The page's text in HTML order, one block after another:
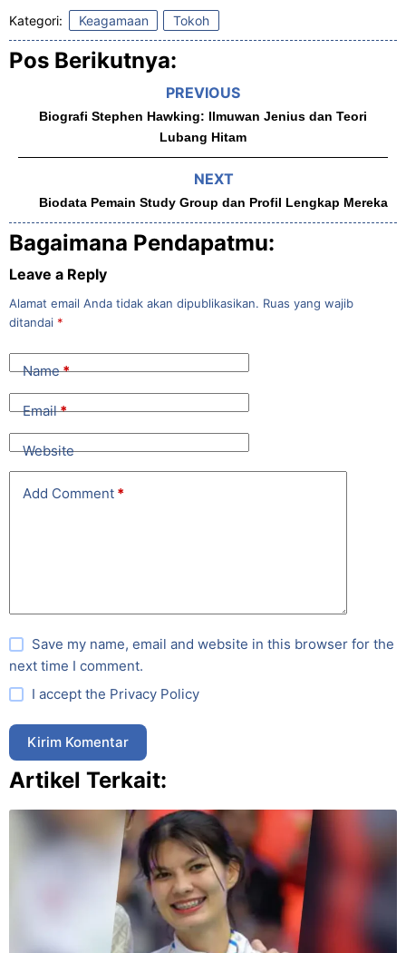
Kategori: Keagamaan Tokoh
Pos Berikutnya:
PREVIOUS
Biografi Stephen Hawking: Ilmuwan Jenius dan Teori
Lubang Hitam
NEXT
Biodata Pemain Study Group dan Profil Lengkap Mereka
Bagaimana Pendapatmu:
Leave a Reply
Alamat email Anda tidak akan dipublikasikan. Ruas yang wajib
ditandai *
Name*
Email*
Website
Add Comment *
Save my name, email and website in this browser for the
next time I comment.
I accept the Privacy Policy
Kirim Komentar
Artikel Terkait: